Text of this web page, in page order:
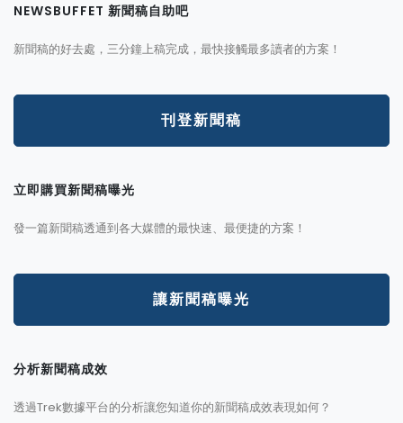
NEWSBUFFET 新聞稿自助吧
新聞稿的好去處，三分鐘上稿完成，最快接觸最多讀者的方案！
刊登新聞稿
立即購買新聞稿曝光
發一篇新聞稿透通到各大媒體的最快速、最便捷的方案！
讓新聞稿曝光
分析新聞稿成效
透過Trek數據平台的分析讓您知道你的新聞稿成效表現如何？